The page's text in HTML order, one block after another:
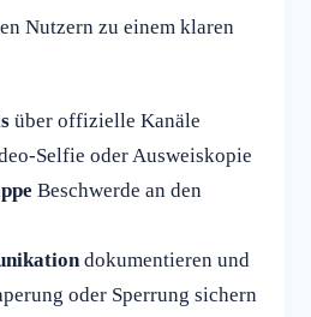
Nutzern zu einem klaren
über offizielle Kanäle
Selfie oder Ausweiskopie
Beschwerde an den
dokumentieren und
oder Sperrung sichern